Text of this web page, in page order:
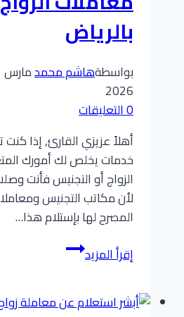
مهمة
بالرياض
بواسطةهاشم محمدمارس 1, 2026
2026
0 التعليقات
​أهلاً عزيزي القارئ, إذا
خدمات يخلص لك أمورك
الزواج أو التجنيس فأنت
لأن مكاتب التجنيس
المصرح لها بإستلام هذا…
إقرأ المزيدرقم
مكتب
لتعقيب